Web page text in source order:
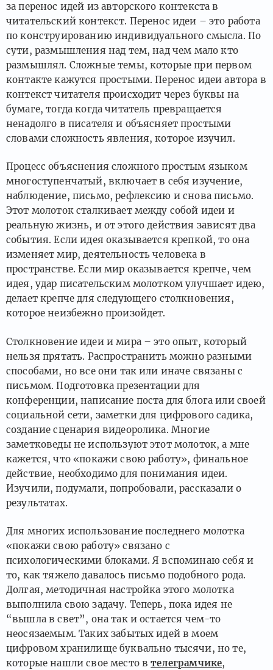
за перенос идей из авторского контекста в
читательский контекст. Перенос идеи – это работа
по конструированию индивидуального смысла. По
сути, размышления над тем, над чем мало кто
размышлял. Сложные темы, которые при первом
контакте кажутся простыми. Перенос идеи автора в
контекст читателя происходит через буквы на
бумаге, тогда когда читатель превращается
ненадолго в писателя и объясняет простыми
словами сложность явления, которое изучил.
Процесс объяснения сложного простым языком
многоступенчатый, включает в себя изучение,
наблюдение, письмо, рефлексию и снова письмо.
Этот молоток сталкивает между собой идеи и
реальную жизнь, и от этого действия зависят два
события. Если идея оказывается крепкой, то она
изменяет мир, деятельность человека в
пространстве. Если мир оказывается крепче, чем
идея, удар писательским молотком улучшает идею,
делает крепче для следующего столкновения,
которое неизбежно произойдет.
Столкновение идеи и мира – это опыт, который
нельзя прятать. Распространить можно разными
способами, но все они так или иначе связаны с
письмом. Подготовка презентации для
конференции, написание поста для блога или своей
социальной сети, заметки для цифрового садика,
создание сценария видеоролика. Многие
заметковеды не используют этот молоток, а мне
кажется, что «покажи свою работу», финальное
действие, необходимо для понимания идеи.
Изучили, подумали, попробовали, рассказали о
результатах.
Для многих использование последнего молотка
«покажи свою работу» связано с
психологическими блоками. Я вспоминаю себя и
то, как тяжело давалось письмо подобного рода.
Долгая, методичная настройка этого молотка
выполнила свою задачу. Теперь, пока идея не
“вышла в свет”, она так и остается чем-то
неосязаемым. Таких забытых идей в моем
цифровом хранилище буквально тысячи, но те,
которые нашли свое место втелеграмчике,